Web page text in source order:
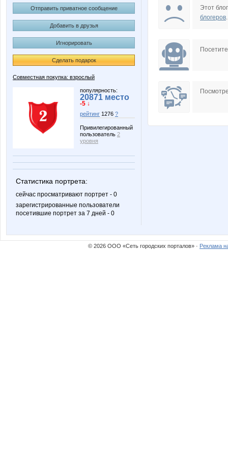
Отправить приватное сообщение
Добавить в друзья
Игнорировать
Сделать подарок
Совместная покупка: взрослый
популярность:
20871 место
-5 ↓
рейтинг 1276 ?
Привилегированный
пользователь 2
уровня
Статистика портрета:
сейчас просматривают портрет - 0
зарегистрированные пользователи
посетившие портрет за 7 дней - 0
Nata.li
Somal Sova
Этот
блогеров.
© 2026 ООО «Сеть городских порталов» · Реклама